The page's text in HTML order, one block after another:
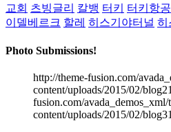
교회 츠빙글리 칼뱅 터키 터키항공
이델베르크 할레 히스기야터널 히
Photo Submissions!
http://theme-fusion.com/
content/uploads/2015/02/
fusion.com/
content/uploads/2015/02/